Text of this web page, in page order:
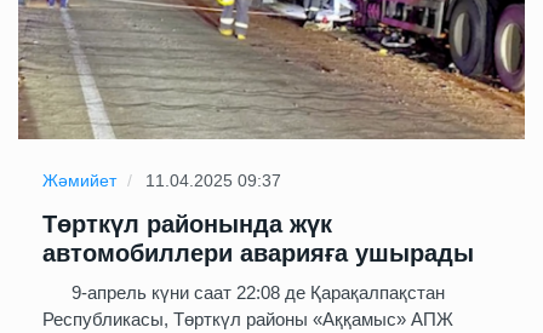
Жәмийет 11.04.2025 09:37
Төрткүл районында жүк
автомобиллери аварияға ушырады
9-апрель күни саат 22:08 де Қарақалпақстан
Республикасы, Төрткүл районы «Аққамыс» АПЖ